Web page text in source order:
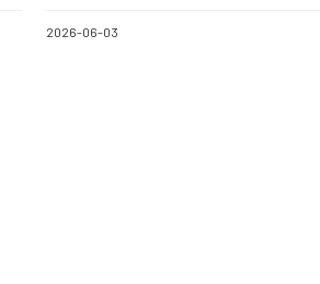
2026-06-03